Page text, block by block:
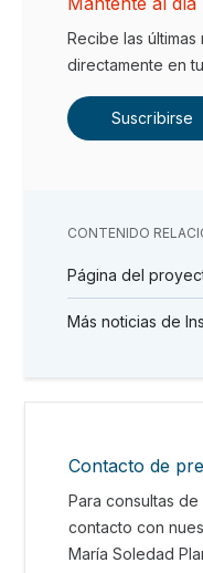
Recibe las
directamente en
Suscribirse
CONTENIDO
Página del
Más noticias de
Contacto de
Para consultas
contacto con
María Soledad